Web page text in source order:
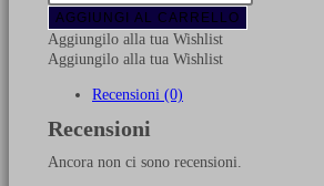
-
All
about
Austerlitz
quantità
AGGIUNGI AL CARRELLO
Aggiungilo alla tua Wishlist
Aggiungilo alla tua Wishlist
Recensioni (0)
Recensioni
Ancora non ci sono recensioni.